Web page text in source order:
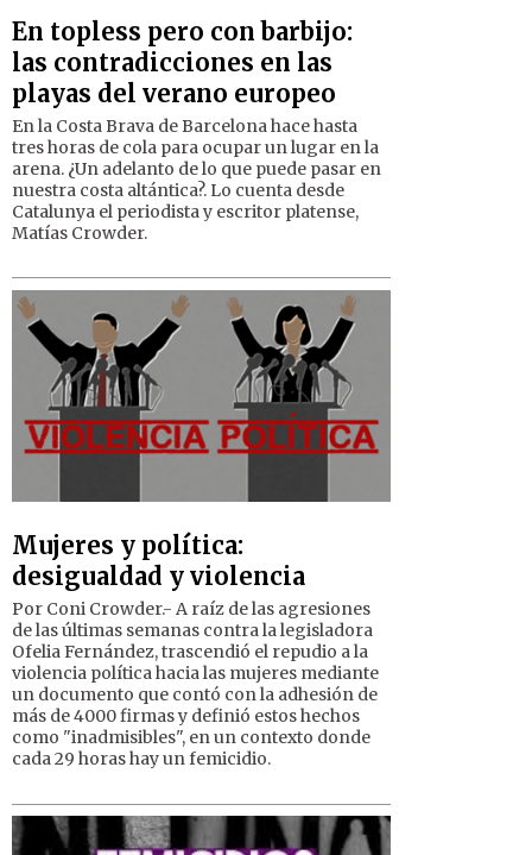
En topless pero con barbijo:
las contradicciones en las
playas del verano europeo
En la Costa Brava de Barcelona hace hasta
tres horas de cola para ocupar un lugar en la
arena. ¿Un adelanto de lo que puede pasar en
nuestra costa altántica?. Lo cuenta desde
Catalunya el periodista y escritor platense,
Matías Crowder.
Mujeres y política:
desigualdad y violencia
Por Coni Crowder.- A raíz de las agresiones
de las últimas semanas contra la legisladora
Ofelia Fernández, trascendió el repudio a la
violencia política hacia las mujeres mediante
un documento que contó con la adhesión de
más de 4000 firmas y definió estos hechos
como "inadmisibles", en un contexto donde
cada 29 horas hay un femicidio.